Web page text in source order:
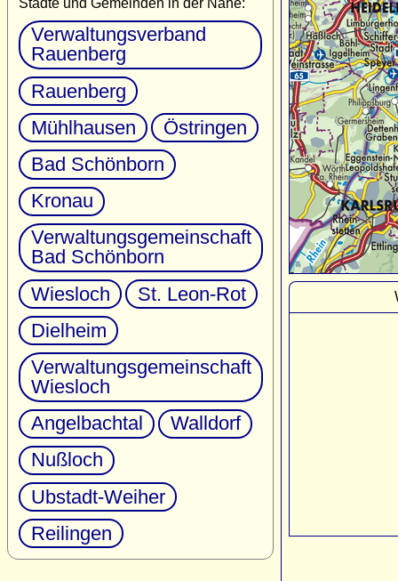
Verwaltungsverband
Rauenberg
Rauenberg
Mühlhausen
Östringen
Bad Schönborn
Kronau
Verwaltungsgemeinschaft
Bad Schönborn
Wiesloch
St. Leon-Rot
Dielheim
Verwaltungsgemeinschaft
Wiesloch
Angelbachtal
Walldorf
Nußloch
Ubstadt-Weiher
Reilingen